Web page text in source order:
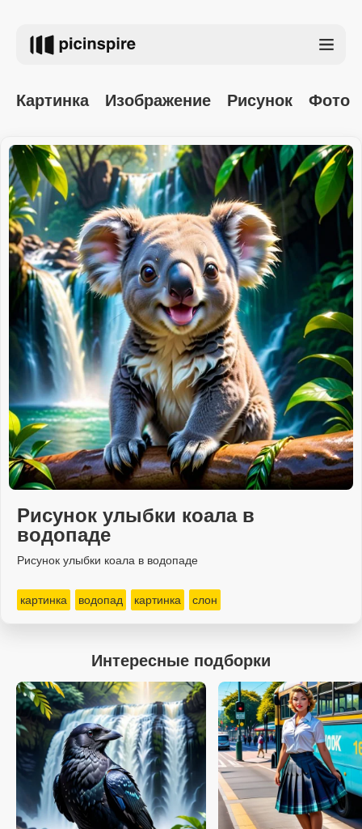
Картинка Изображение Рисунок Фото
Рисунок улыбки коала в
водопаде
Рисунок улыбки коала в водопаде
картинка водопад картинка слон
Интересные подборки